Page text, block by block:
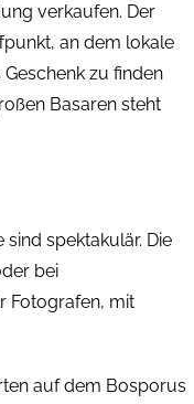
verkaufen. Der
an dem lokale
zu finden
Basaren steht
spektakulär. Die
bei
Fotografen, mit
auf dem Bosporus